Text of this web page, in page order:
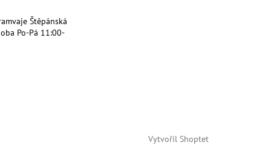
Štěpánská
Po-Pá 11:00-
Vytvořil Shoptet